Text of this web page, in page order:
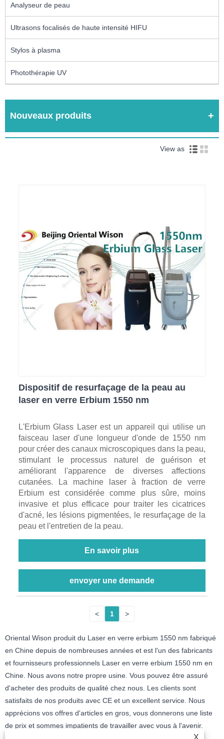
Analyseur de peau
Ultrasons focalisés de haute intensité HIFU
Stylos à plasma
Photothérapie UV
Nouveaux produits
View as
Dispositif de resurfaçage de la peau au
laser en verre Erbium 1550 nm
L'Erbium Glass Laser est un appareil qui utilise un
faisceau laser d'une longueur d'onde de 1550 nm
pour créer des canaux microscopiques dans la peau,
stimulant le processus naturel de guérison et
améliorant l'apparence de diverses affections
cutanées. La machine laser à fraction de verre
Erbium est considérée comme plus sûre, moins
invasive et plus efficace pour traiter les cicatrices
d'acné, les lésions pigmentées, le resurfaçage de la
peau et l'entretien de la peau.
En savoir plus
envoyer une demande
< 1 >
Oriental Wison produit du Laser en verre erbium 1550 nm fabriqué
en Chine depuis de nombreuses années et est l'un des fabricants
et fournisseurs professionnels Laser en verre erbium 1550 nm en
Chine. Nous avons notre propre usine. Vous pouvez être assuré
d'acheter des produits de qualité chez nous. Les clients sont
satisfaits de nos produits avec CE et un excellent service. Nous
apprécions vos offres d'articles en gros, vous donnerons une liste
de prix et sommes impatients de travailler avec vous à l'avenir.
X